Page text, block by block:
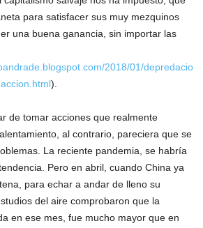
para satisfacer sus muy mezquinos
una buena ganancia, sin importar las
2018/01/depredacio
).
de tomar acciones que realmente
al contrario, pareciera que se
La reciente pandemia, se habría
Pero en abril, cuando China ya
para echar a andar de lleno su
del aire comprobaron que la
en ese mes, fue mucho mayor que en